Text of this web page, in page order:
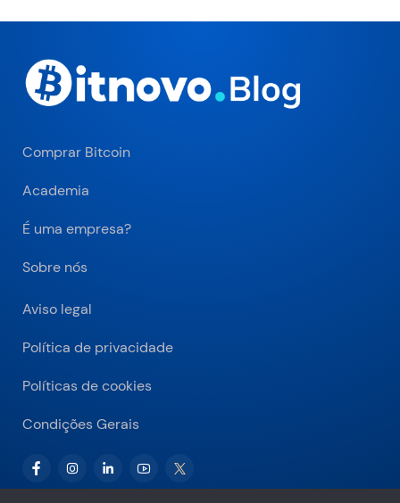
Comprar Bitcoin
Academia
É uma empresa?
Sobre nós
Aviso legal
Política de privacidade
Políticas de cookies
Condições Gerais